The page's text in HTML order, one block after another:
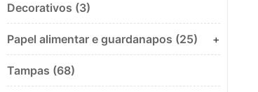
Decorativos (3)
Papel alimentar e guardanapos (25) +
Tampas (68)